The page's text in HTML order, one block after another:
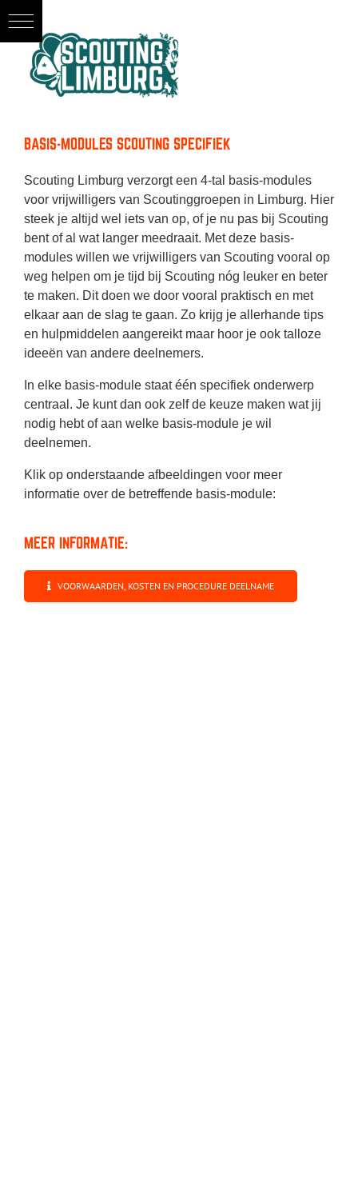
naar
inhoud
BASIS-MODULES SCOUTING SPECIFIEK
Scouting Limburg verzorgt een 4-tal basis-modules
voor vrijwilligers van Scoutinggroepen in Limburg. Hier
steek je altijd wel iets van op, of je nu pas bij Scouting
bent of al wat langer meedraait. Met deze basis-
modules willen we vrijwilligers van Scouting vooral op
weg helpen om je tijd bij Scouting nóg leuker en beter
te maken. Dit doen we door vooral praktisch en met
elkaar aan de slag te gaan. Zo krijg je allerhande tips
en hulpmiddelen aangereikt maar hoor je ook talloze
ideeën van andere deelnemers.
In elke basis-module staat één specifiek onderwerp
centraal. Je kunt dan ook zelf de keuze maken wat jij
nodig hebt of aan welke basis-module je wil
deelnemen.
Klik op onderstaande afbeeldingen voor meer
informatie over de betreffende basis-module:
MEER INFORMATIE:
VOORWAARDEN, KOSTEN EN PROCEDURE DEELNAME